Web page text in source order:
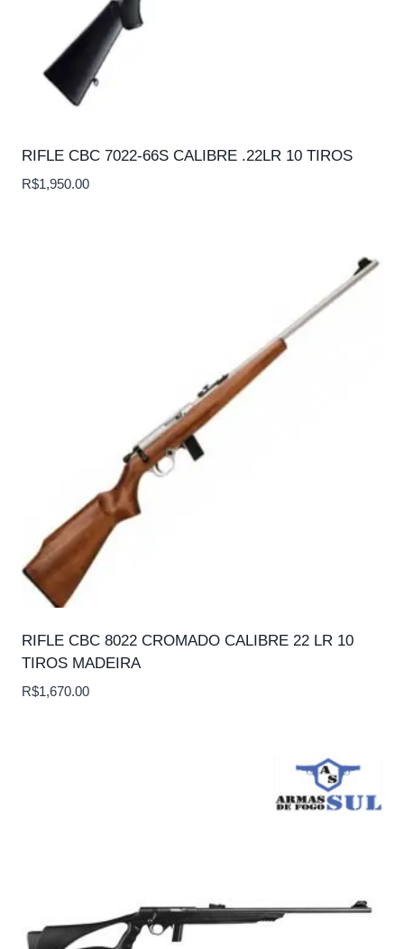
RIFLE CBC 7022-66S CALIBRE .22LR 10 TIROS
R$1,950.00
RIFLE CBC 8022 CROMADO CALIBRE 22 LR 10
TIROS MADEIRA
R$1,670.00